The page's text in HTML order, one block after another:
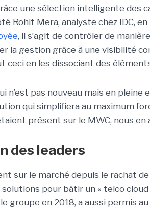
une sélection intelligente des
Rohit Mera, analyste chez IDC, en
, il s’agit de contrôler de
la gestion grâce à une visibilité
ceci en les dissociant des
n’est pas nouveau mais en pleine
qui simplifiera au maximum
présent sur le MWC, nous
des leaders
sur le marché depuis le rachat
pour bâtir un « telco cloud
groupe en 2018, a aussi permis